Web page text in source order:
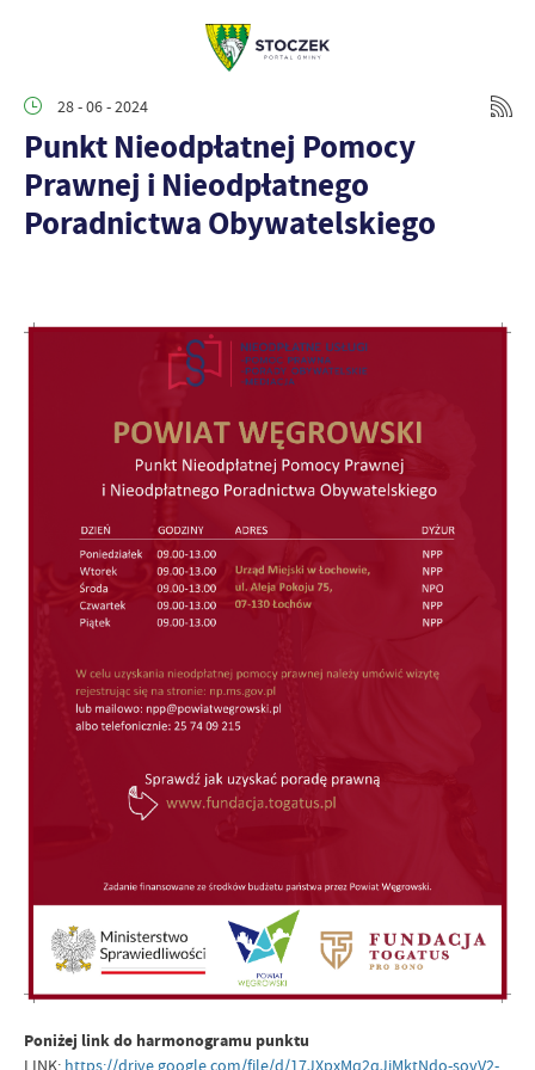
28 - 06 - 2024
Punkt Nieodpłatnej Pomocy
Prawnej i Nieodpłatnego
Poradnictwa Obywatelskiego
Poniżej link do harmonogramu punktu
LINK: https://drive.google.com/file/d/17JXpxMq2qJiMktNdo-sovV2-